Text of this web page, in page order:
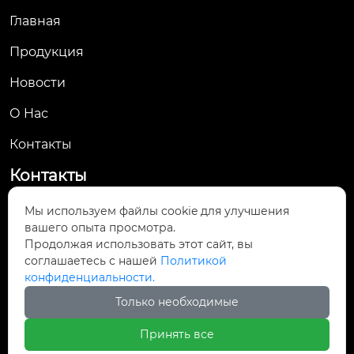
Главная
Продукция
Новости
О Hас
Контакты
Контакты

No. 61, Jingsan Road, Yueqing Economic
Development Zone, Yueqing City, Wenzhou,
Zhejiang Province
 yunsale007@gmail.com

Мы используем файлы cookie для улучшения
вашего опыта просмотра.
Продолжая использовать этот сайт, вы
соглашаетесь с нашей Политикой
конфиденциальности.
Только необходимые
Принять все